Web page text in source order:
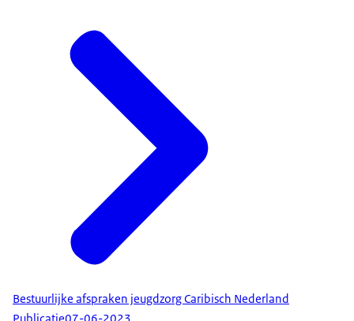
Bestuurlijke afspraken jeugdzorg Caribisch Nederland